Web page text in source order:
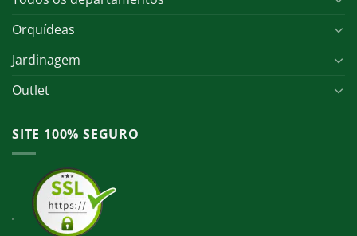
Orquídeas
Jardinagem
Outlet
SITE 100% SEGURO